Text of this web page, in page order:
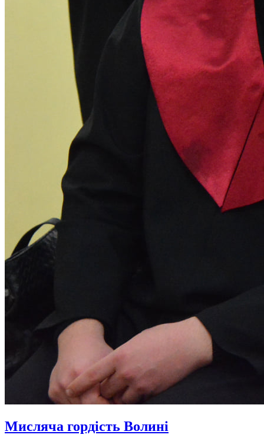
Мисляча гордість Волині